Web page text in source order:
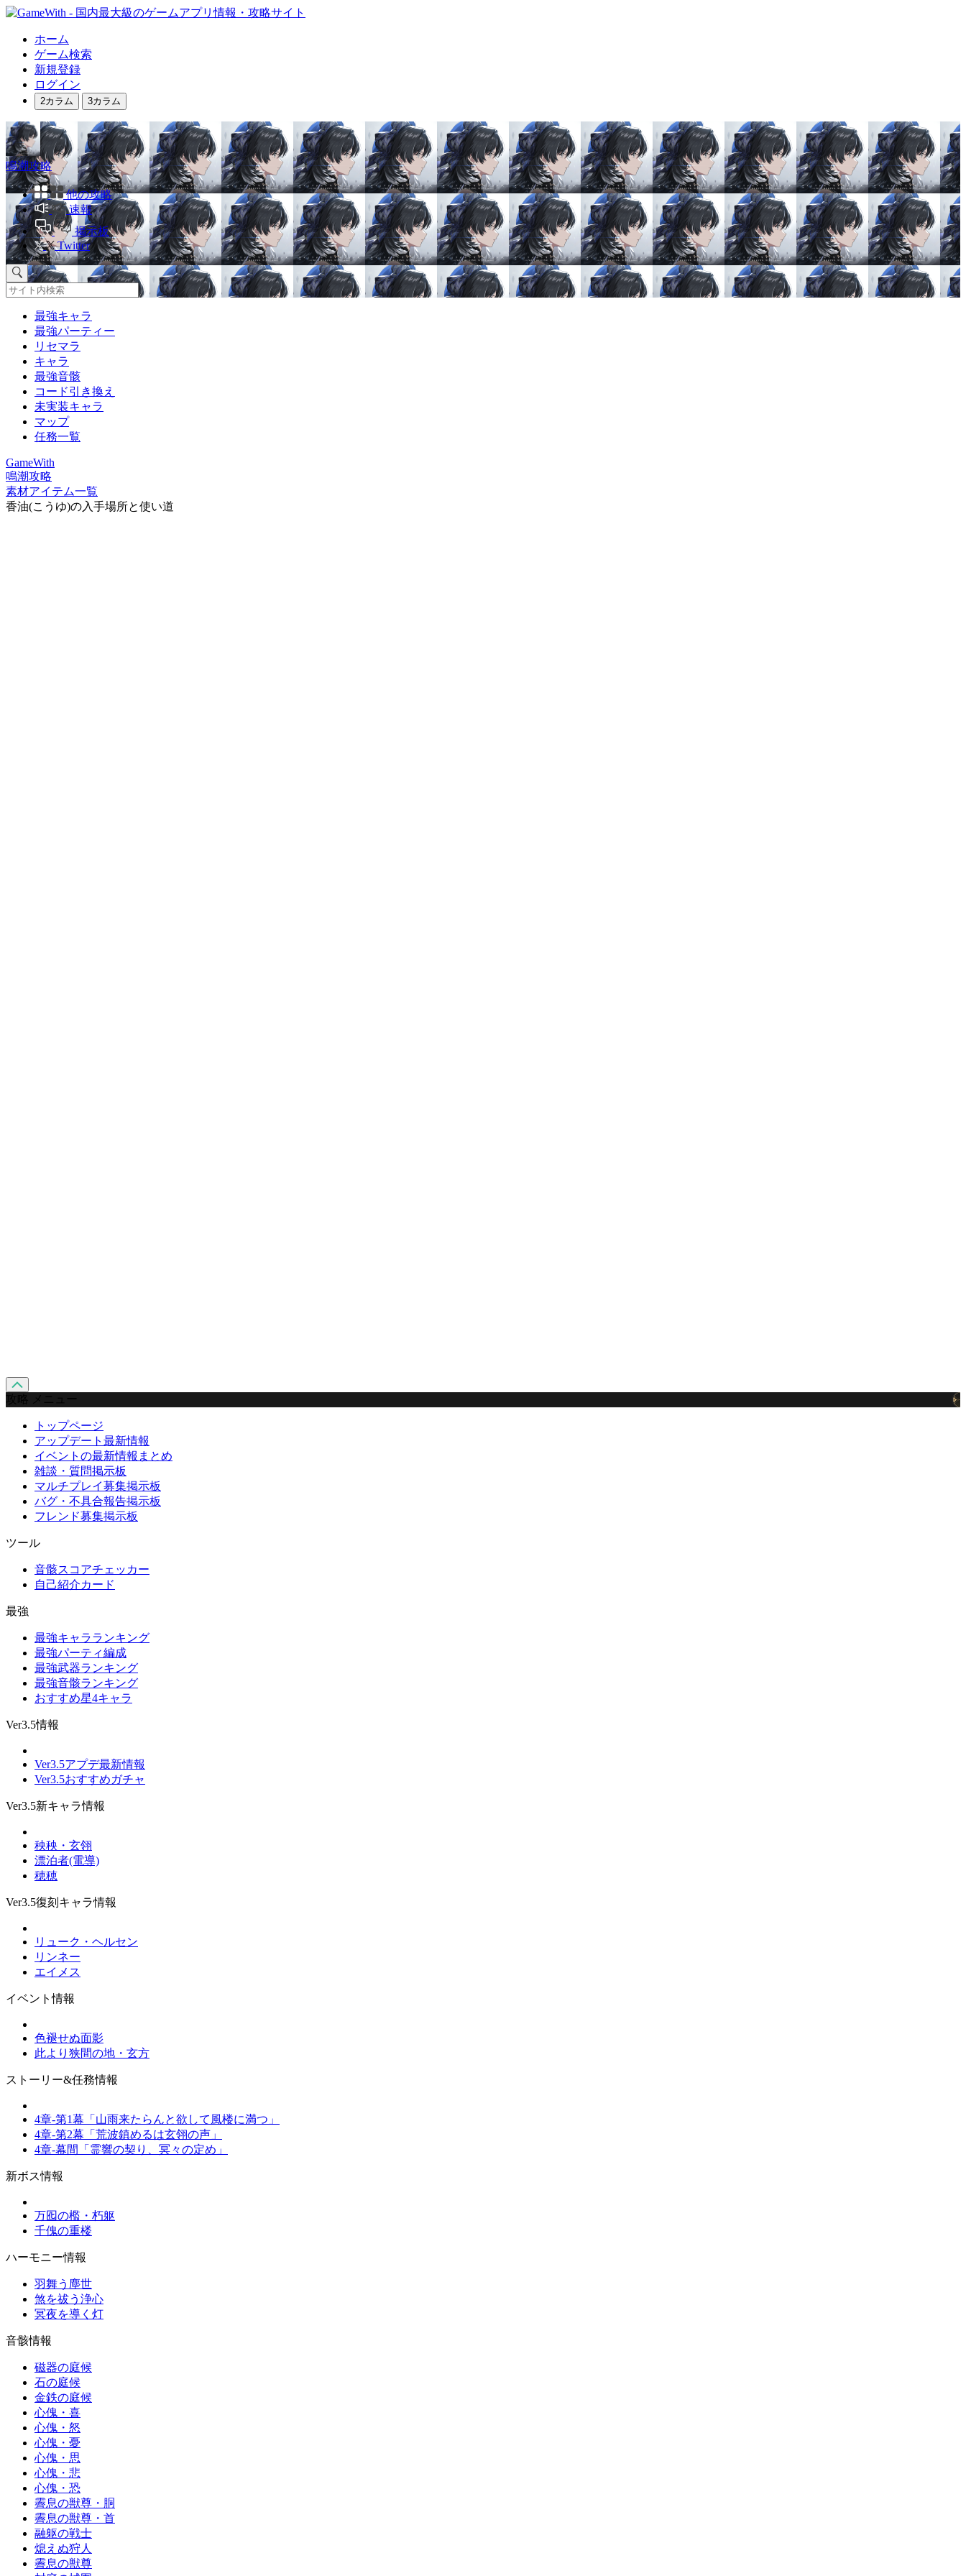
ホーム
ゲーム検索
新規登録
ログイン
2カラム 3カラム
鳴潮攻略
他の攻略
速報
掲示板
Twitter
最強キャラ
最強パーティー
リセマラ
キャラ
最強音骸
コード引き換え
未実装キャラ
マップ
任務一覧
GameWith
鳴潮攻略
素材アイテム一覧
香油(こうゆ)の入手場所と使い道
攻略 メニュー
トップページ
アップデート最新情報
イベントの最新情報まとめ
雑談・質問掲示板
マルチプレイ募集掲示板
バグ・不具合報告掲示板
フレンド募集掲示板
ツール
音骸スコアチェッカー
自己紹介カード
最強
最強キャラランキング
最強パーティ編成
最強武器ランキング
最強音骸ランキング
おすすめ星4キャラ
Ver3.5情報
Ver3.5アプデ最新情報
Ver3.5おすすめガチャ
Ver3.5新キャラ情報
秧秧・玄翎
漂泊者(電導)
穂穂
Ver3.5復刻キャラ情報
リューク・ヘルセン
リンネー
エイメス
イベント情報
色褪せぬ面影
此より狭間の地・玄方
ストーリー&任務情報
4章-第1幕「山雨来たらんと欲して風楼に満つ」
4章-第2幕「荒波鎮めるは玄翎の声」
4章-幕間「霊響の契り、冥々の定め」
新ボス情報
万囮の檻・朽躯
千傀の重楼
ハーモニー情報
羽舞う塵世
煞を祓う浄心
冥夜を導く灯
音骸情報
磁器の庭候
石の庭候
金鉄の庭候
心傀・喜
心傀・怒
心傀・憂
心傀・思
心傀・悲
心傀・恐
霽息の獣尊・胴
霽息の獣尊・首
融躯の戦士
熄えぬ狩人
霽息の獣尊